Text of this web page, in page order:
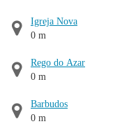
Igreja Nova
0 m
Rego do Azar
0 m
Barbudos
0 m